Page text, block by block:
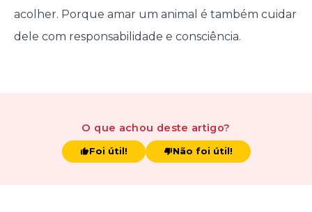
acolher. Porque amar um animal é também cuidar
dele com responsabilidade e consciência.
O que achou deste artigo?
Foi útil! Não foi útil!